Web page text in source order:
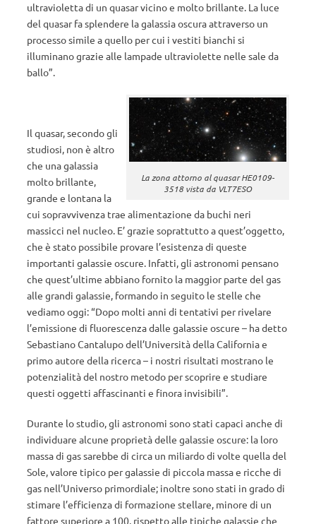
ultravioletta di un quasar vicino e molto brillante. La luce
del quasar fa splendere la galassia oscura attraverso un
processo simile a quello per cui i vestiti bianchi si
illuminano grazie alle lampade ultraviolette nelle sale da
ballo”.
La zona attorno al quasar HE0109-
3518 vista da VLT7ESO
Il quasar, secondo gli
studiosi, non è altro
che una galassia
molto brillante,
grande e lontana la
cui sopravvivenza trae alimentazione da buchi neri
massicci nel nucleo. E’ grazie soprattutto a quest’oggetto,
che è stato possibile provare l’esistenza di queste
importanti galassie oscure. Infatti, gli astronomi pensano
che quest’ultime abbiano fornito la maggior parte del gas
alle grandi galassie, formando in seguito le stelle che
vediamo oggi: “Dopo molti anni di tentativi per rivelare
l’emissione di fluorescenza dalle galassie oscure – ha detto
Sebastiano Cantalupo dell’Università della California e
primo autore della ricerca – i nostri risultati mostrano le
potenzialità del nostro metodo per scoprire e studiare
questi oggetti affascinanti e finora invisibili”.
Durante lo studio, gli astronomi sono stati capaci anche di
individuare alcune proprietà delle galassie oscure: la loro
massa di gas sarebbe di circa un miliardo di volte quella del
Sole, valore tipico per galassie di piccola massa e ricche di
gas nell’Universo primordiale; inoltre sono stati in grado di
stimare l’efficienza di formazione stellare, minore di un
fattore superiore a 100, rispetto alle tipiche galassie che